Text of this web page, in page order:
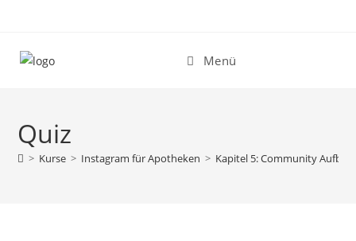
springen
Menü
Quiz
> Kurse > Instagram für Apotheken > Kapitel 5: Community Aufbau